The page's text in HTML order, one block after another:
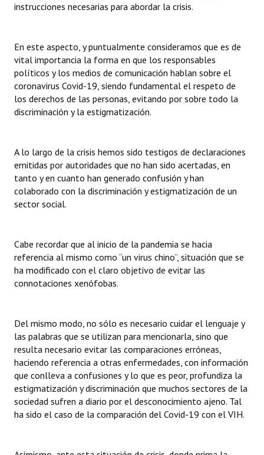
instrucciones necesarias para abordar la crisis.
En este aspecto, y puntualmente consideramos que es de
vital importancia la forma en que los responsables
políticos y los medios de comunicación hablan sobre el
coronavirus Covid-19, siendo fundamental el respeto de
los derechos de las personas, evitando por sobre todo la
discriminación y la estigmatización.
A lo largo de la crisis hemos sido testigos de declaraciones
emitidas por autoridades que no han sido acertadas, en
tanto y en cuanto han generado confusión y han
colaborado con la discriminación y estigmatización de un
sector social.
Cabe recordar que al inicio de la pandemia se hacia
referencia al mismo como “un virus chino”, situación que se
ha modificado con el claro objetivo de evitar las
connotaciones xenófobas.
Del mismo modo, no sólo es necesario cuidar el lenguaje y
las palabras que se utilizan para mencionarla, sino que
resulta necesario evitar las comparaciones erróneas,
haciendo referencia a otras enfermedades, con información
que conlleva a confusiones y lo que es peor, profundiza la
estigmatización y discriminación que muchos sectores de la
sociedad sufren a diario por el desconocimiento ajeno. Tal
ha sido el caso de la comparación del Covid-19 con el VIH.